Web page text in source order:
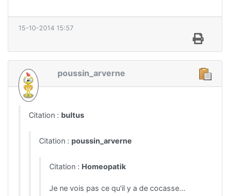
15-10-2014 15:57
poussin_arverne
Citation : bultus
Citation : poussin_arverne
Citation : Homeopatik
Je ne vois pas ce qu'il y a de cocasse...